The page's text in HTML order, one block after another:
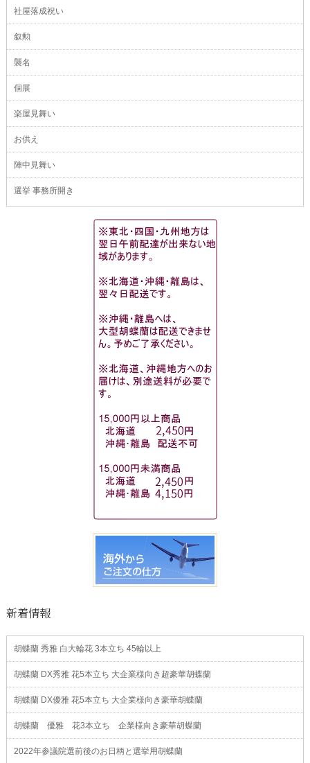
社屋落成祝い
叙勲
襲名
個展
楽屋見舞い
お供え
陣中見舞い
選挙 事務所開き
新着情報
胡蝶蘭 秀雅 白大輪花 3本立ち 45輪以上
胡蝶蘭 DX秀雅 花5本立ち 大企業様向き超豪華胡蝶蘭
胡蝶蘭 DX優雅 花5本立ち 大企業様向き豪華胡蝶蘭
胡蝶蘭 優雅 花3本立ち 企業様向き豪華胡蝶蘭
2022年参議院選前後のお日柄と選挙用胡蝶蘭